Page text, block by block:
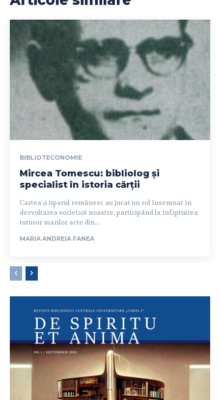
BIBLIOTECONOMIE
Mircea Tomescu: bibliolog și
specialist în istoria cărții
Cartea și tiparul românesc au jucat un rol însemnat în
dezvoltarea societății noastre, participând la înfăptuirea
tuturor marilor acte din...
MARIA ANDREIA FANEA